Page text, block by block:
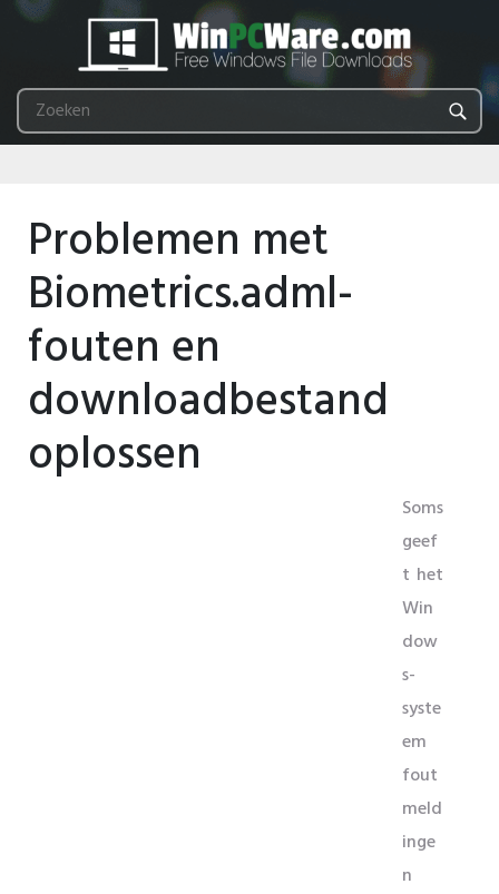
Problemen met
Biometrics.adml-
fouten en
downloadbestand
oplossen
Soms
geef
t het
Win
dow
s-
syste
em
fout
meld
inge
n